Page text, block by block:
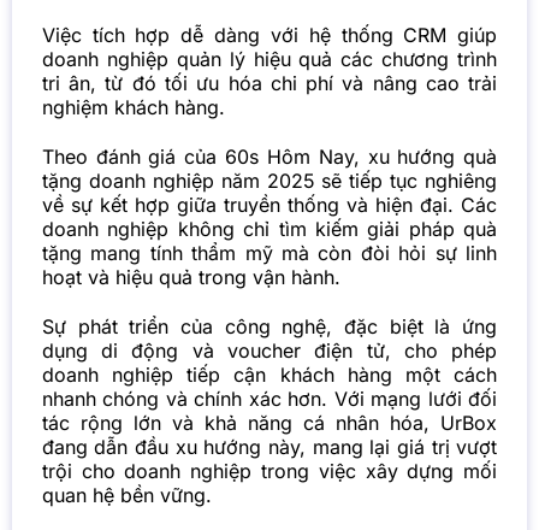
Việc tích hợp dễ dàng với hệ thống CRM giúp
doanh nghiệp quản lý hiệu quả các chương trình
tri ân, từ đó tối ưu hóa chi phí và nâng cao trải
nghiệm khách hàng.
Theo đánh giá của 60s Hôm Nay, xu hướng quà
tặng doanh nghiệp năm 2025 sẽ tiếp tục nghiêng
về sự kết hợp giữa truyền thống và hiện đại. Các
doanh nghiệp không chỉ tìm kiếm giải pháp quà
tặng mang tính thẩm mỹ mà còn đòi hỏi sự linh
hoạt và hiệu quả trong vận hành.
Sự phát triển của công nghệ, đặc biệt là ứng
dụng di động và voucher điện tử, cho phép
doanh nghiệp tiếp cận khách hàng một cách
nhanh chóng và chính xác hơn. Với mạng lưới đối
tác rộng lớn và khả năng cá nhân hóa, UrBox
đang dẫn đầu xu hướng này, mang lại giá trị vượt
trội cho doanh nghiệp trong việc xây dựng mối
quan hệ bền vững.